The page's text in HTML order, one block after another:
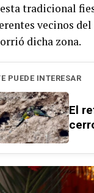
tradicional
vecinos
dicha zona.
PUEDE INTERESAR
El